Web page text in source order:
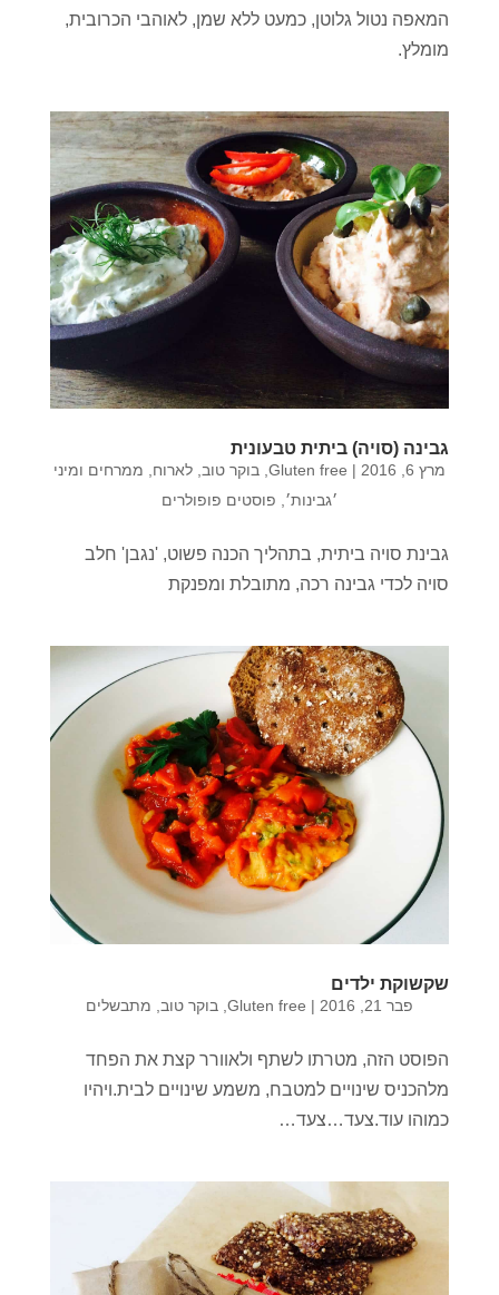
המאפה נטול גלוטן, כמעט ללא שמן, לאוהבי הכרובית,
מומלץ.
גבינה (סויה) ביתית טבעונית
מרץ 6, 2016 |
Gluten free
, בוקר טוב, לארוח, ממרחים ומיני
׳גבינות׳, פוסטים פופולרים
גבינת סויה ביתית, בתהליך הכנה פשוט, 'נגבן' חלב
סויה לכדי גבינה רכה, מתובלת ומפנקת
שקשוקת ילדים
פבר 21, 2016 |
Gluten free בוקר טוב מתבשלים
הפוסט הזה, מטרתו לשתף ולאוורר קצת את הפחד
מלהכניס שינויים למטבח, משמע שינויים לבית.ויהיו
כמוהו עוד.צעד…צעד…